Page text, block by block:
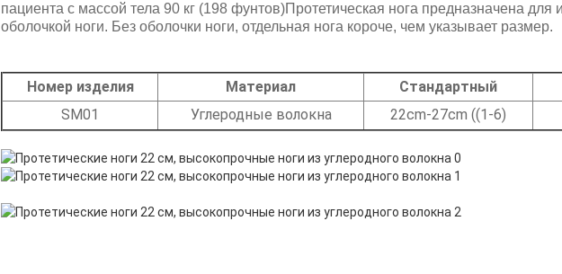
пациента с массой тела 90 кг (198 фунтов)Протетическая нога предназначена для
оболочкой ноги. Без оболочки ноги, отдельная нога короче, чем указывает размер.
Номер изделия Материал
Стандартный
SM01
Углеродные волокна 22cm-27cm ((1-6)